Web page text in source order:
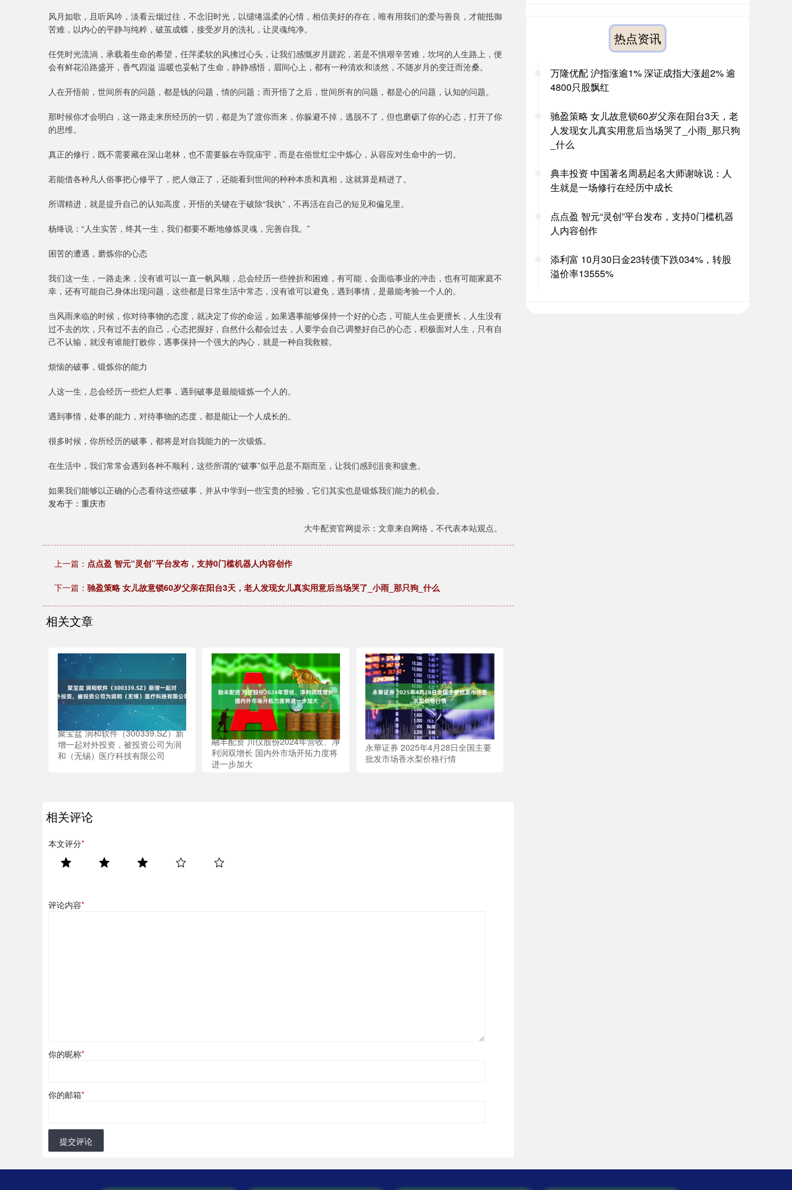
风月如歌，且听风吟，淡看云烟过往，不念旧时光，以缱绻温柔的心情，相信美好的存在，唯有用我们的爱与善良，才能抵御
苦难，以内心的平静与纯粹，破茧成蝶，接受岁月的洗礼，让灵魂纯净。
任凭时光流淌，承载着生命的希望，任萍柔软的风拂过心头，让我们感慨岁月蹉跎，若是不惧艰辛苦难，坎坷的人生路上，便
会有鲜花沿路盛开，香气四溢 温暖也妥帖了生命，静静感悟，眉间心上，都有一种清欢和淡然，不随岁月的变迁而沧桑。
人在开悟前，世间所有的问题，都是钱的问题，情的问题；而开悟了之后，世间所有的问题，都是心的问题，认知的问题。
那时候你才会明白，这一路走来所经历的一切，都是为了渡你而来，你躲避不掉，逃脱不了，但也磨砺了你的心态，打开了你
的思维。
真正的修行，既不需要藏在深山老林，也不需要躲在寺院庙宇，而是在俗世红尘中炼心，从容应对生命中的一切。
若能借各种凡人俗事把心修平了，把人做正了，还能看到世间的种种本质和真相，这就算是精进了。
所谓精进，就是提升自己的认知高度，开悟的关键在于破除“我执”，不再活在自己的短见和偏见里。
杨绛说：“人生实苦，终其一生，我们都要不断地修炼灵魂，完善自我。”
困苦的遭遇，磨炼你的心态
我们这一生，一路走来，没有谁可以一直一帆风顺，总会经历一些挫折和困难，有可能，会面临事业的冲击，也有可能家庭不
幸，还有可能自己身体出现问题，这些都是日常生活中常态，没有谁可以避免，遇到事情，是最能考验一个人的。
当风雨来临的时候，你对待事物的态度，就决定了你的命运，如果遇事能够保持一个好的心态，可能人生会更擅长，人生没有
过不去的坎，只有过不去的自己，心态把握好，自然什么都会过去，人要学会自己调整好自己的心态，积极面对人生，只有自
己不认输，就没有谁能打败你，遇事保持一个强大的内心，就是一种自我救赎。
烦恼的破事，锻炼你的能力
人这一生，总会经历一些烂人烂事，遇到破事是最能锻炼一个人的。
遇到事情，处事的能力，对待事物的态度，都是能让一个人成长的。
很多时候，你所经历的破事，都将是对自我能力的一次锻炼。
在生活中，我们常常会遇到各种不顺利，这些所谓的“破事”似乎总是不期而至，让我们感到沮丧和疲惫。
如果我们能够以正确的心态看待这些破事，并从中学到一些宝贵的经验，它们其实也是锻炼我们能力的机会。
发布于：重庆市
大牛配资官网提示：文章来自网络，不代表本站观点。
上一篇： 点点盈 智元“灵创”平台发布，支持0门槛机器人内容创作
下一篇： 驰盈策略 女儿故意锁60岁父亲在阳台3天，老人发现女儿真实用意后当场哭了_小雨_那只狗_什么
相关文章
聚宝盆 润和软件（300339.SZ）新
增一起对外投资，被投资公司为润
和（无锡）医疗科技有限公司
融丰配资 川仪股份2024年营收、净
利润双增长 国内外市场开拓力度将
进一步加大
永華证券 2025年4月28日全国主要
批发市场香水梨价格行情
相关评论
本文评分*
评论内容*
你的昵称*
你的邮箱*
提交评论
热点资讯
万隆优配 沪指涨逾1% 深证成指大涨超2% 逾
4800只股飘红
驰盈策略 女儿故意锁60岁父亲在阳台3天，老
人发现女儿真实用意后当场哭了_小雨_那只狗
_什么
典丰投资 中国著名周易起名大师谢咏说：人
生就是一场修行在经历中成长
点点盈 智元“灵创”平台发布，支持0门槛机器
人内容创作
添利富 10月30日金23转债下跌034%，转股
溢价率13555%